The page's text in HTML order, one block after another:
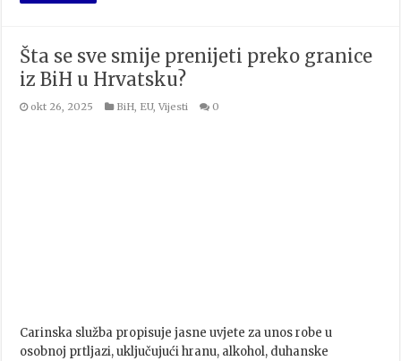
Šta se sve smije prenijeti preko granice
iz BiH u Hrvatsku?
okt 26, 2025 BiH, EU,Vijesti 0
Carinska služba propisuje jasne uvjete za unos robe u
osobnoj prtljazi, uključujući hranu, alkohol, duhanske